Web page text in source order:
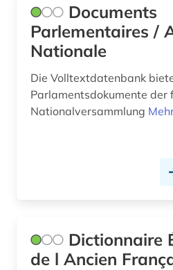
großbritannien (1)
handelsrecht (1)
handschrift (1)
hispanistik (2)
Documents
Parlementaires /
Nationale
Die Volltextdatenbank
Parlamentsdokumente der
Nationalversammlung
Dictionnaire
de l Ancien